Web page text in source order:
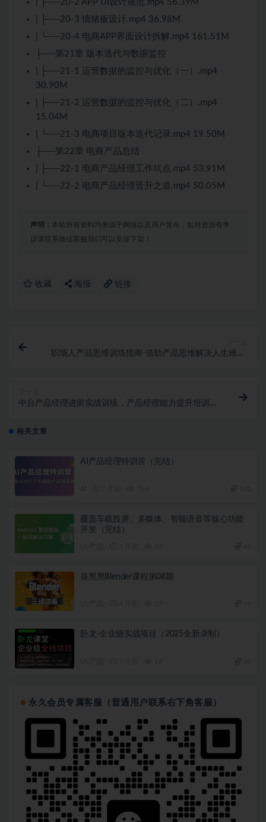
| ├──20-2 APP UI设计规范.mp4 56.39M
| ├──20-3 情绪板设计.mp4 36.98M
| └──20-4 电商APP界面设计拆解.mp4 161.51M
├──第21章 版本迭代与数据监控
| ├──21-1 运营数据的监控与优化（一）.mp4
30.90M
| ├──21-2 运营数据的监控与优化（二）.mp4
15.04M
| └──21-3 电商项目版本迭代记录.mp4 19.50M
├──第22章 电商产品总结
| ├──22-1 电商产品经理工作坑点.mp4 53.91M
| └──22-2 电商产品经理晋升之道.mp4 50.05M
声明： 本站所有资料均来源于网络以及用户发布，如对资源有争
议请联系微信客服我们可以安排下架！
收藏 海报 链接
职场人产品思维训练指南-借助产品思维解决人生难题|
中台产品经理进阶实战训练，产品经理能力提升培训课
相关文章
AI产品经理特训营（完结）
覆盖车载投屏、多媒体、智能语音等核心功能
开发（完结）
葵黑黑Blender课程第08期
卧龙-企业级实战项目（2025全新录制）
永久会员专属客服（普通用户联系右下角客服）